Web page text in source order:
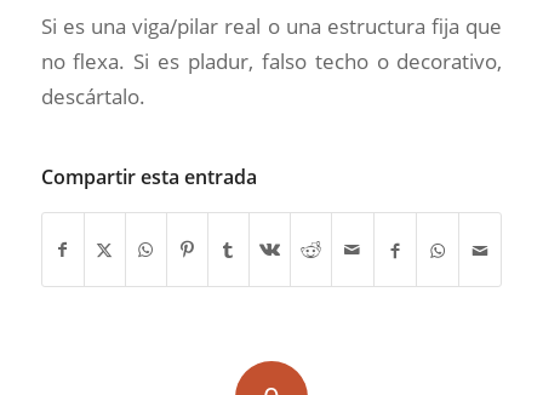
Si es una viga/pilar real o una estructura fija que
no flexa. Si es pladur, falso techo o decorativo,
descártalo.
Compartir esta entrada